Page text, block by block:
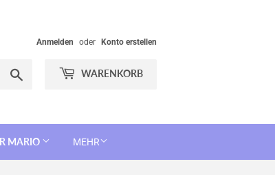
Anmelden oder Konto erstellen
WARENKORB
MARIO MEHR